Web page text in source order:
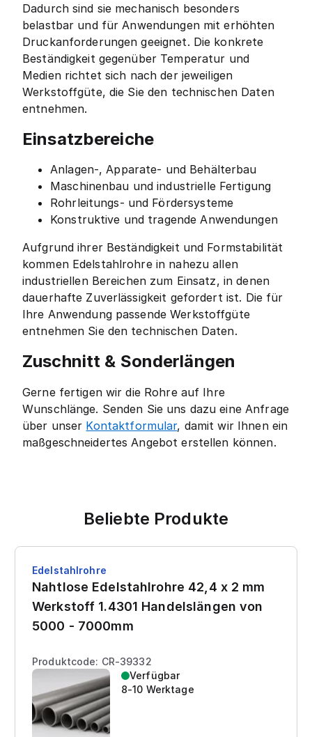
Dadurch sind sie mechanisch besonders
belastbar und für Anwendungen mit erhöhten
Druckanforderungen geeignet. Die konkrete
Beständigkeit gegenüber Temperatur und
Medien richtet sich nach der jeweiligen
Werkstoffgüte, die Sie den technischen Daten
entnehmen.
Einsatzbereiche
Anlagen-, Apparate- und Behälterbau
Maschinenbau und industrielle Fertigung
Rohrleitungs- und Fördersysteme
Konstruktive und tragende Anwendungen
Aufgrund ihrer Beständigkeit und Formstabilität
kommen Edelstahlrohre in nahezu allen
industriellen Bereichen zum Einsatz, in denen
dauerhafte Zuverlässigkeit gefordert ist. Die für
Ihre Anwendung passende Werkstoffgüte
entnehmen Sie den technischen Daten.
Zuschnitt & Sonderlängen
Gerne fertigen wir die Rohre auf Ihre
Wunschlänge. Senden Sie uns dazu eine Anfrage
über unser Kontaktformular, damit wir Ihnen ein
maßgeschneidertes Angebot erstellen können.
Beliebte Produkte
Edelstahlrohre
Nahtlose Edelstahlrohre 42,4 x 2 mm
Werkstoff 1.4301 Handelslängen von
5000 - 7000mm
Produktcode: CR-39332
Verfügbar
8-10 Werktage